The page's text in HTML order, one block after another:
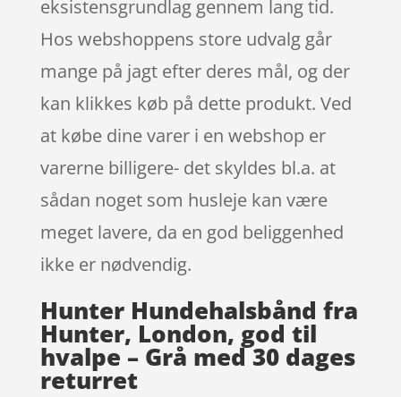
eksistensgrundlag gennem lang tid.
Hos webshoppens store udvalg går
mange på jagt efter deres mål, og der
kan klikkes køb på dette produkt. Ved
at købe dine varer i en webshop er
varerne billigere- det skyldes bl.a. at
sådan noget som husleje kan være
meget lavere, da en god beliggenhed
ikke er nødvendig.
Hunter Hundehalsbånd fra
Hunter, London, god til
hvalpe – Grå med 30 dages
returret